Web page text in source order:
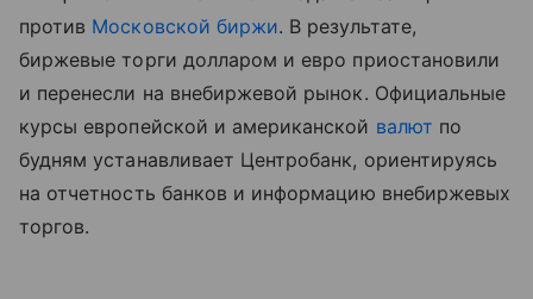
против Московской биржи. В результате,
биржевые торги долларом и евро приостановили
и перенесли на внебиржевой рынок. Официальные
курсы европейской и американской валют по
будням устанавливает Центробанк, ориентируясь
на отчетность банков и информацию внебиржевых
торгов.